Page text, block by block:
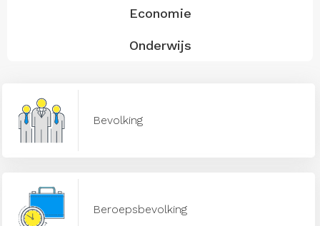
Economie
Onderwijs
Bevolking
Beroepsbevolking